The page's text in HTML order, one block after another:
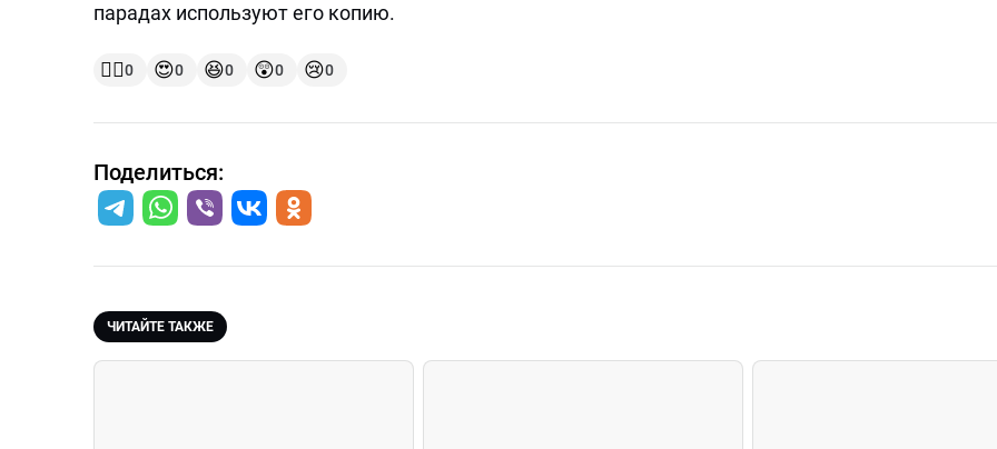
парадах используют его копию.
👍🏻0 😍0 😆0 😲0 😢0
Поделиться:
ЧИТАЙТЕ ТАКЖЕ